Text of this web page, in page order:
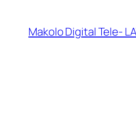
Makolo Digital Tele-